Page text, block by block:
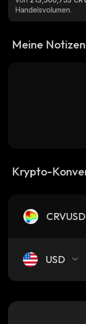
Handelsvolumen.
Meine Notizen
Krypto-
CRVUSD
USD